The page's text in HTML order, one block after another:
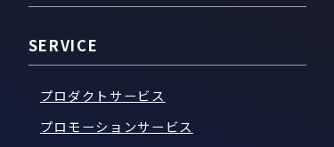
SERVICE
プロダクトサービス
プロモーションサービス